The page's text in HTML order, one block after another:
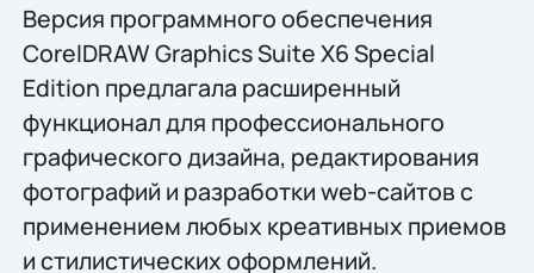
Версия программного обеспечения
CorelDRAW Graphics Suite X6 Special
Edition предлагала расширенный
функционал для профессионального
графического дизайна, редактирования
фотографий и разработки web-сайтов с
применением любых креативных приемов
и стилистических оформлений.